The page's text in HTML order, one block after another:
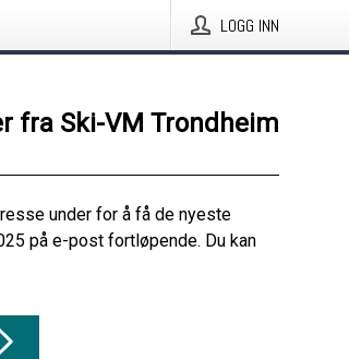
LOGG INN
fra Ski-VM Trondheim
under for å få de nyeste
på e-post fortløpende. Du kan